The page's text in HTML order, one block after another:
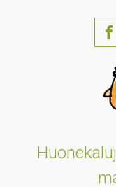
Skip to main content